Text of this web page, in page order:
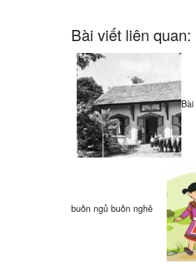
Bài viết liên quan:
buồn ngủ buồn nghê